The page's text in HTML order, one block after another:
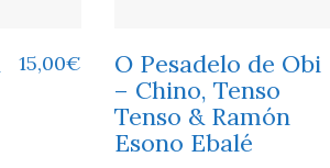
15,00€
O Pesadelo de Obi
– Chino, Tenso
Tenso & Ramón
Esono Ebalé